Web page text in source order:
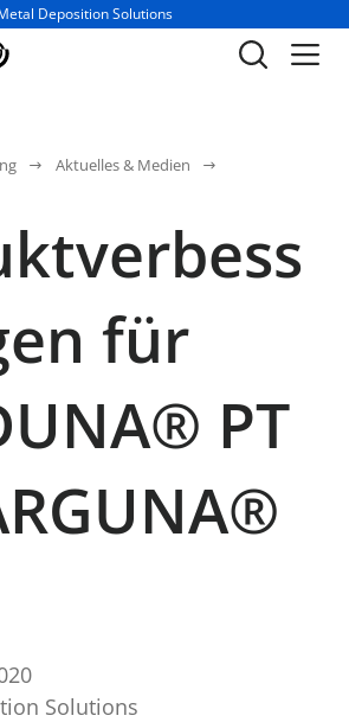
/ Abteilung:
Deposition Solutions
Aktuelles & Medien
für
PT
Solutions